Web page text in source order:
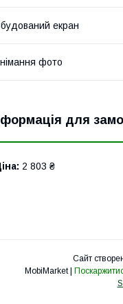
екран
фото
для
2 803 ₴
Сайт
MobiMarket |